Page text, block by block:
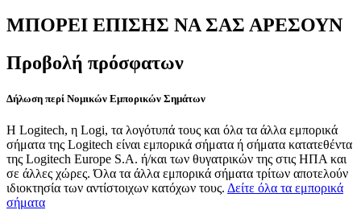
ΜΠΟΡΕΙ ΕΠΙΣΗΣ ΝΑ ΣΑΣ ΑΡΕΣΟΥΝ
Προβολή πρόσφατων
Δήλωση περί Νομικών Εμπορικών Σημάτων
Η Logitech, η Logi, τα λογότυπά τους και όλα τα άλλα εμπορικά
σήματα της Logitech είναι εμπορικά σήματα ή σήματα κατατεθέντα
της Logitech Europe S.A. ή/και των θυγατρικών της στις ΗΠΑ και
σε άλλες χώρες. Όλα τα άλλα εμπορικά σήματα τρίτων αποτελούν
ιδιοκτησία των αντίστοιχων κατόχων τους. Δείτε όλα τα εμπορικά
σήματα